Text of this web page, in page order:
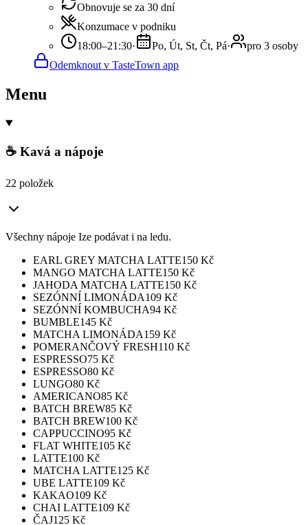
Obnovuje se za 30 dní
Konzumace v podniku
18:00–21:30· Po, Út, St, Čt, Pá·
pro 3 osoby
Odemknout v TasteTown app
Menu
☕ Kavá a nápoje
22 položek
Všechny nápoje Ize podávat i na ledu.
EARL GREY MATCHA LATTE150 Kč
MANGO MATCHA LATTE150 Kč
JAHODA MATCHA LATTE150 Kč
SEZÓNNÍ LIMONÁDA109 Kč
SEZÓNNÍ KOMBUCHA94 Kč
BUMBLE145 Kč
MATCHA LIMONÁDA159 Kč
POMERANČOVÝ FRESH110 Kč
ESPRESSO75 Kč
ESPRESSO80 Kč
LUNGO80 Kč
AMERICANO85 Kč
BATCH BREW85 Kč
BATCH BREW100 Kč
CAPPUCCINO95 Kč
FLAT WHITE105 Kč
LATTE100 Kč
MATCHA LATTE125 Kč
UBE LATTE109 Kč
KAKAO109 Kč
CHAI LATTE109 Kč
ČAJ125 Kč